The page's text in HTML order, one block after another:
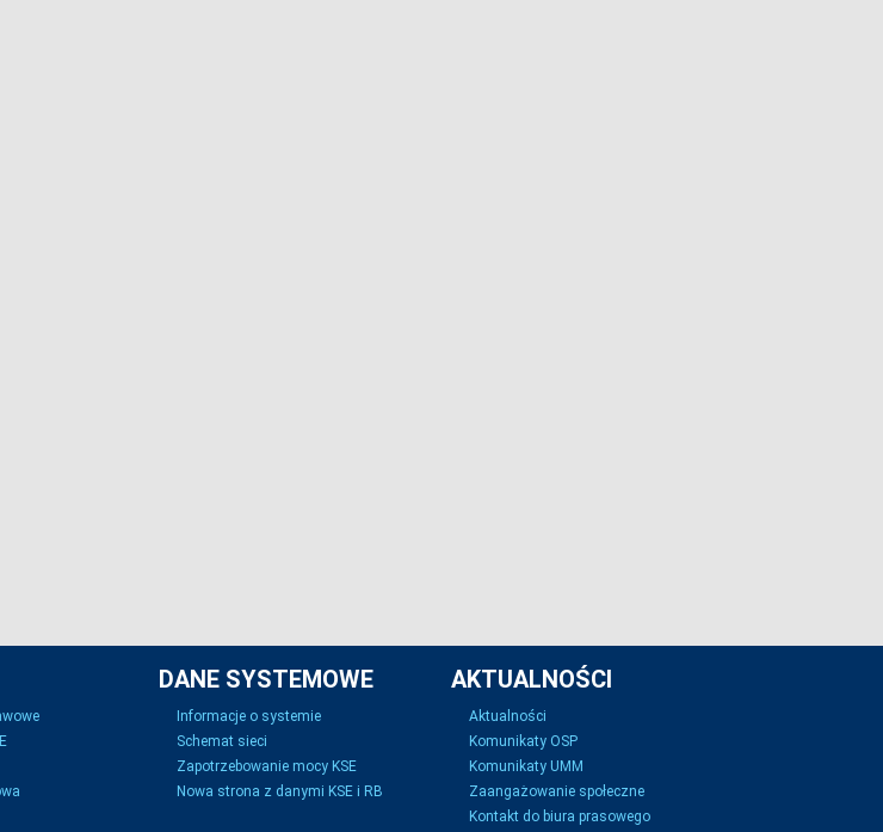
DANE SYSTEMOWE
Informacje o systemie
Schemat sieci
Zapotrzebowanie mocy KSE
Nowa strona z danymi KSE i RB
AKTUALNOŚCI
Aktualności
Komunikaty OSP
Komunikaty UMM
Zaangażowanie społeczne
Kontakt do biura prasowego